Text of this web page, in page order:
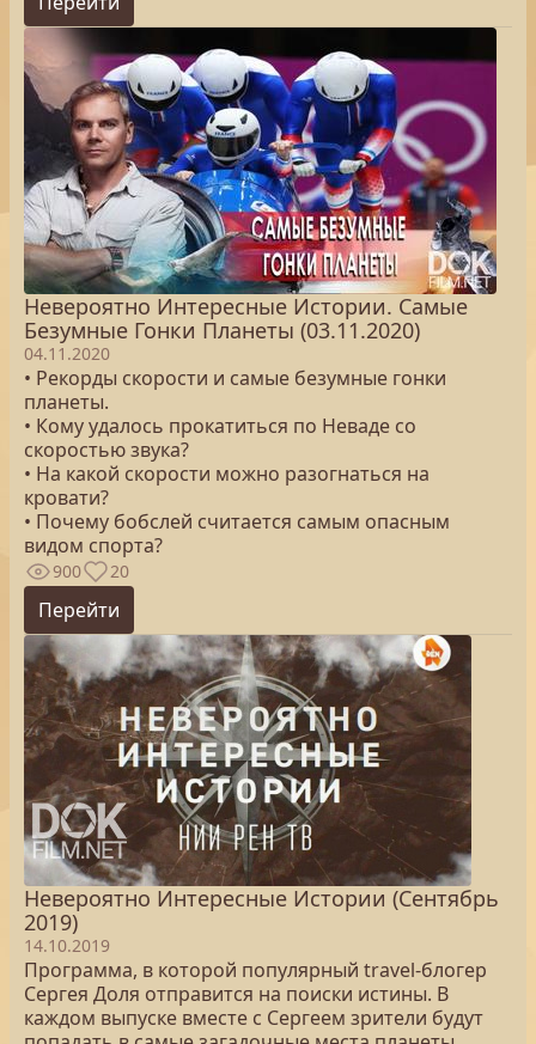
Невероятно Интересные Истории. Самые
Безумные Гонки Планеты (03.11.2020)
04.11.2020
• Рекорды скорости и самые безумные гонки
планеты.
• Кому удалось прокатиться по Неваде со
скоростью звука?
• На какой скорости можно разогнаться на
кровати?
• Почему бобслей считается самым опасным
видом спорта?
900 20
Перейти
Невероятно Интересные Истории (Сентябрь
2019)
14.10.2019
Программа, в которой популярный travel-блогер
Сергея Доля отправится на поиски истины. В
каждом выпуске вместе с Сергеем зрители будут